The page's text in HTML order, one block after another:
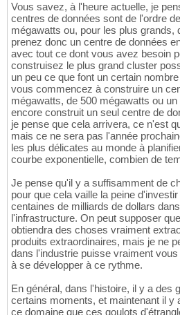
Vous savez, à l'heure actuelle, je
centres de données sont de l'ordre
mégawatts ou, pour les plus grands,
prenez donc un centre de données
avec tout ce dont vous avez besoin
construisez le plus grand cluster
un peu ce que font un certain
vous commencez à construire un
mégawatts, de 500 mégawatts ou
encore construit un seul centre de
je pense que cela arrivera, ce n'est
mais ce ne sera pas l'année
les plus délicates au monde à
courbe exponentielle, combien de
Je pense qu'il y a suffisamment de
pour que cela vaille la peine
centaines de milliards de dollars
l'infrastructure. On peut supposer
obtiendra des choses vraiment
produits extraordinaires, mais je ne
dans l'industrie puisse vraiment
à se développer à ce rythme.
En général, dans l'histoire, il y a des
certains moments, et maintenant il y
ce domaine que ces goulots